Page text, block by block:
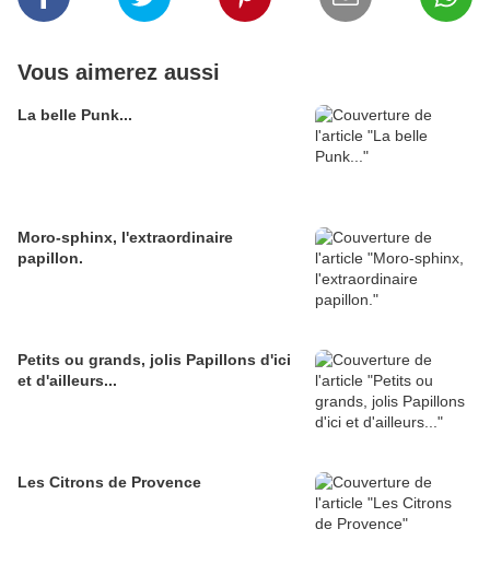
Vous aimerez aussi
La belle Punk...
Moro-sphinx, l'extraordinaire
papillon.
Petits ou grands, jolis Papillons d'ici
et d'ailleurs...
Les Citrons de Provence